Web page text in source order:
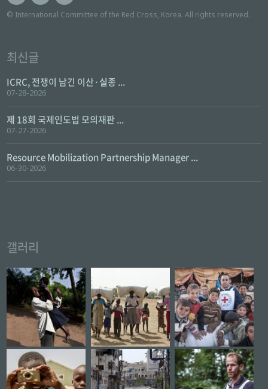
© International Committee of the Red Cross, Korea. All rights reserved.
최신글
ICRC, 전쟁이 남긴 이산·실종 ...
07-28-2026
제 18회 국제인도법 모의재판 ...
07-27-2026
Resource Mobilization Partnership Manager ...
06-30-2026
갤러리